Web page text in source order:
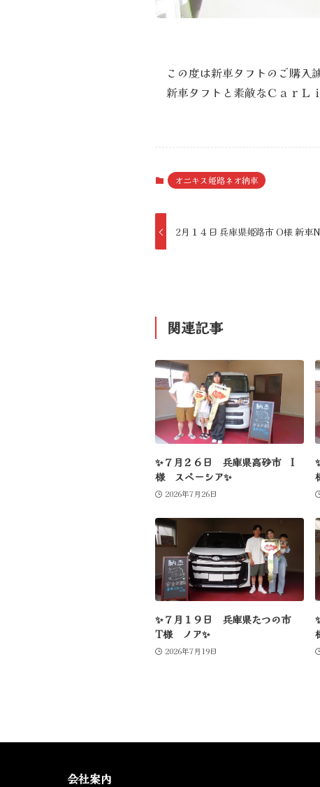
この度は新車タフトのご購入
新車タフトと素敵なＣａｒＬ
オニキス姫路ネオ納車
2月１４日 兵庫県姫路市 O様 新車
関連記事
✨７月２６日 兵庫県高砂市 I
様 スペーシア✨
2026年7月26日
✨７月１９日 兵庫県たつの市
T様 ノア✨
2026年7月19日
会社案内